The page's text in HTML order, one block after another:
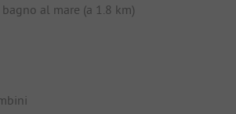
al mare (a 1.8 km)